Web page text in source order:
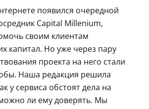
появился очередной
Capital Millenium,
своим клиентам
капитал. Но уже через пару
проекта на него стали
Наша редакция решила
у сервиса обстоят дела на
ли ему доверять. Мы